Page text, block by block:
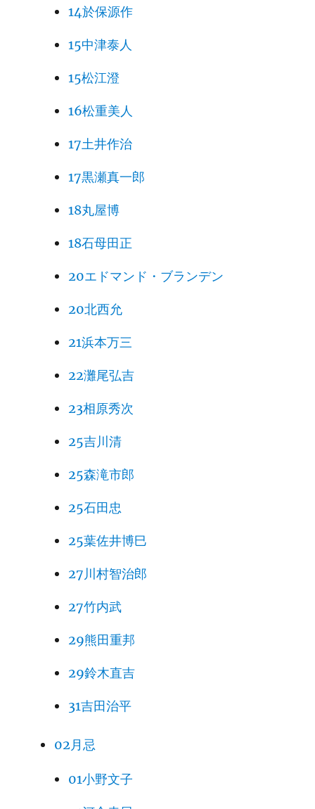
14於保源作
15中津泰人
15松江澄
16松重美人
17土井作治
17黒瀬真一郎
18丸屋博
18石母田正
20エドマンド・ブランデン
20北西允
21浜本万三
22灘尾弘吉
23相原秀次
25吉川清
25森滝市郎
25石田忠
25葉佐井博巳
27川村智治郎
27竹内武
29熊田重邦
29鈴木直吉
31吉田治平
02月忌
01小野文子